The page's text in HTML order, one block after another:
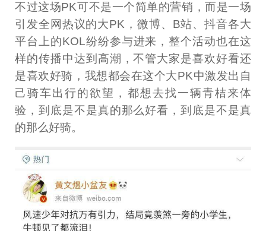
不过这场PK可不是一个简单的营销，而是一场
引发全网热议的大PK，微博、B站、抖音各大
平台上的KOL纷纷参与进来，整个活动也在这
样的传播中达到高潮，不管大家是喜欢好看还
是喜欢好骑，我想都会在这个大PK中激发出自
己骑车出行的欲望，都想去找一辆青桔来体
验，到底是不是真的那么好看，到底是不是真
的那么好骑。